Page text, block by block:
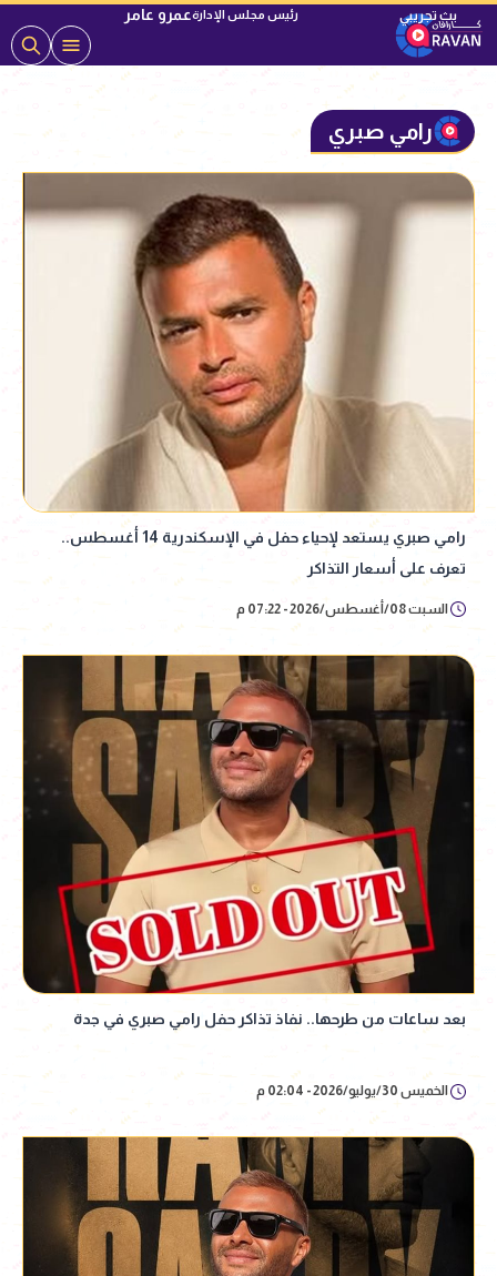
رئيس مجلس الإدارةعمرو عامر
رامي صبري
رامي صبري يستعد لإحياء حفل في الإسكندرية 14 أغسطس..
تعرف على أسعار التذاكر
السبت 08/أغسطس/2026 - 07:22 م
بعد ساعات من طرحها.. نفاذ تذاكر حفل رامي صبري في جدة
الخميس 30/يوليو/2026 - 02:04 م